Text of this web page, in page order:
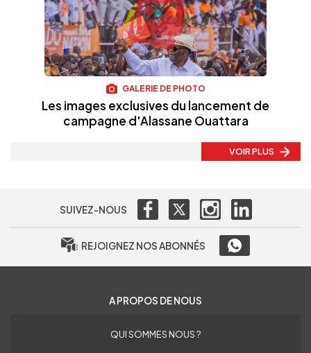
GALERIE DE PHOTO
Les images exclusives du lancement de
campagne d'Alassane Ouattara
VOIR PLUS
SUIVEZ-NOUS
REJOIGNEZ NOS ABONNÉS
A PROPOS DE NOUS
QUI SOMMES NOUS ?